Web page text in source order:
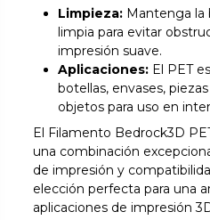
Limpieza: Mantenga la
limpia para evitar
impresión suave.
Aplicaciones: El PET
botellas, envases,
objetos para uso en
El Filamento Bedrock3D
una combinación
de impresión y
elección perfecta para una
aplicaciones de impresión